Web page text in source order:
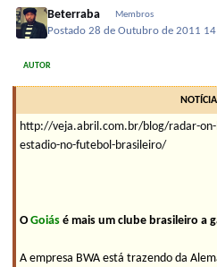
Beterraba Membros
Postado28 de Outubro de 2011
AUTOR
http://veja.abril.com.br/blog/radar-
estadio-no-futebol-brasileiro/
OGoiás é mais um clube brasileiro a
A empresa BWA está trazendo da